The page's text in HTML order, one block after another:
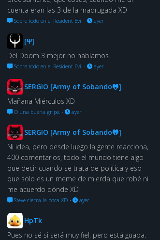
cuenta eran las 3 de la madrugada XD
Sobre todo en el Resident Evil · ayer
[Ψ]
Del Doom 3 mejor no hablamos.
Sobre todo en el Resident Evil · ayer
SERGIO [Army of Sobando🐸]
Mañana Miérculos XD
O una buena gripe. · ayer
SERGIO [Army of Sobando🐸]
Ni idea, pero desde luego la gente reacciona,
400 comentarios, todo el mundo tiene algo
que decir cuando se trata de política y eso
que solo es un meme de mierda que robé ni
me acuerdo dónde XD
Steve cierra la boca XD · ayer
HpTk
Pues no sé si será muy fiel, pero está guapa.